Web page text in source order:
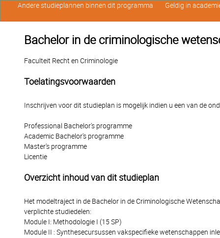
Bachelor in de criminologische
Faculteit Recht en Criminologie
Toelatingsvoorwaarden
Inschrijven voor dit studieplan is mogelijk indien u een van de
Professional Bachelor's programme
Academic Bachelor's programme
Master's programme
Licentie
Overzicht inhoud van dit studieplan
Het modeltraject in de Bachelor in de Criminologische
verplichte studiedelen:
Module I: Methodologie I (15 SP)
Module II : Synthesecursussen vakspecifieke wetenschappen
Andere studieplannen binnen dit programma Geldig in